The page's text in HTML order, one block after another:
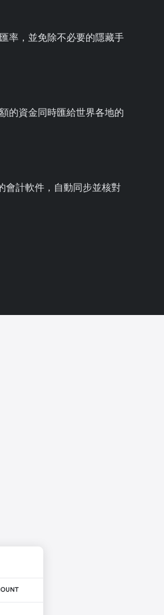
率，並免除不必要的隱藏手
的資金同時匯給世界各地的
會計軟件，自動同步並核對